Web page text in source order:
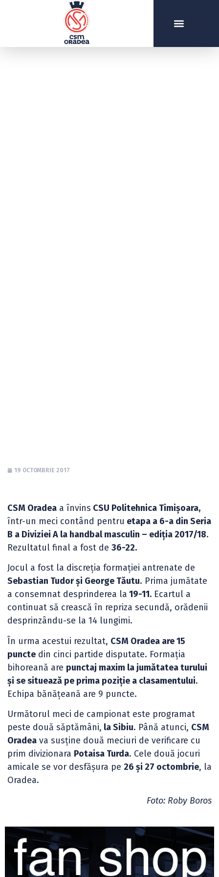
19 OCTOMBRIE 2017
CSM Oradea a învins CSU Politehnica Timișoara,
într-un meci contând pentru etapa a 6-a din Seria
B a Diviziei A la handbal masculin – ediția 2017/18.
Rezultatul final a fost de 36-22.
Jocul a fost la discreția formației antrenate de
Sebastian Tudor și George Tăutu. Prima jumătate
a consemnat desprinderea la 19-11. Ecartul a
continuat să crească în repriza secundă, orădenii
desprinzându-se la 14 lungimi.
În urma acestui rezultat, CSM Oradea are 15
puncte din cinci partide disputate. Formația
bihoreană are punctaj maxim la jumătatea turului
și se situează pe prima poziție a clasamentului.
Echipa bănățeană are 9 puncte.
Următorul meci de campionat este programat
peste două săptămâni, la Sibiu. Până atunci, CSM
Oradea va susține două meciuri de verificare cu
prim divizionara Potaisa Turda. Cele două jocuri
amicale se vor desfășura pe 26 și 27 octombrie, la
Oradea.
Foto: Roby Boros